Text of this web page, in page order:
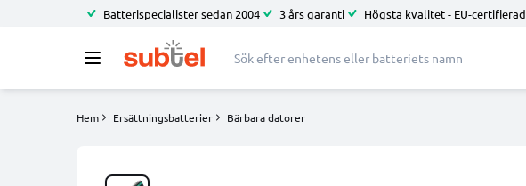
Batterispecialister sedan 2004 3 års garanti Högsta kvalitet - EU-certifierad
Hem Ersättningsbatterier Bärbara datorer